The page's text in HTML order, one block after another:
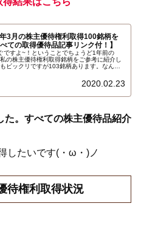
3月の株主優待権利取得100銘柄を
ての取得優待品記事リンク付！】
ですよ~！ということでちょうど1年前の
の株主優待権利取得銘柄をご参考に紹介し
ビックリですが103銘柄あります。なんと
2020.02.23
。すべての株主優待品紹介
したいです(・ω・)ノ
待権利取得状況